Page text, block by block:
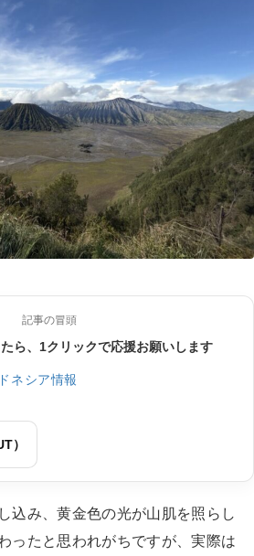
記事の冒頭
ら、1クリックで応援お願いします
）
込み、黄金色の光が山肌を照らし
ったと思われがちですが、実際は